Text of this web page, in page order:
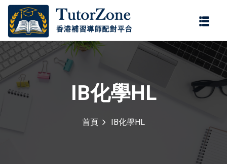
IB化學HL
首頁 IB化學HL
登錄